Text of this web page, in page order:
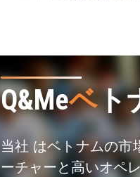
Q&Meベト
当社 はベトナムの
ーチャーと高いオペ